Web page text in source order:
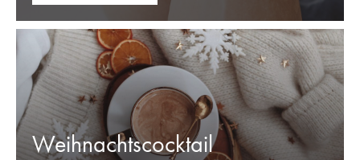
Weihnachtscocktail